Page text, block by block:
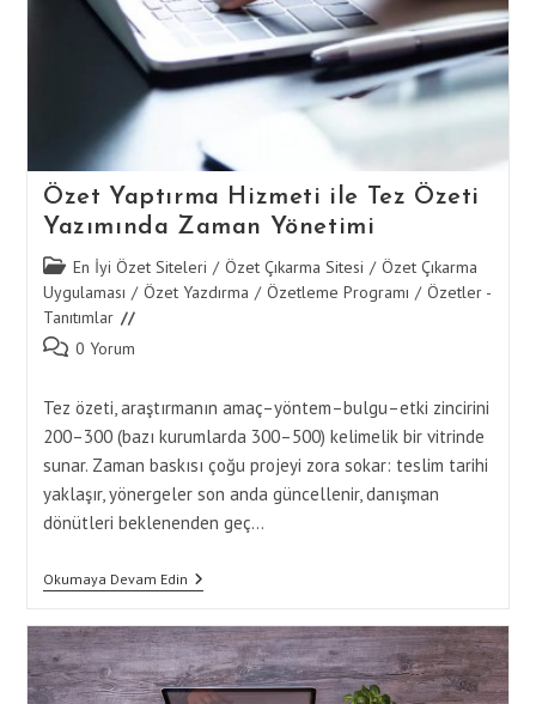
Özet Yaptırma Hizmeti ile Tez Özeti
Yazımında Zaman Yönetimi
Post
category:
En İyi Özet Siteleri / Özet Çıkarma Sitesi / Özet Çıkarma
Uygulaması / Özet Yazdırma / Özetleme Programı / Özetler -
Tanıtımlar
Post 0 Yorum
Tez özeti, araştırmanın amaç–yöntem–bulgu–etki zincirini
200–300 (bazı kurumlarda 300–500) kelimelik bir vitrinde
sunar. Zaman baskısı çoğu projeyi zora sokar: teslim tarihi
yaklaşır, yönergeler son anda güncellenir, danışman
dönütleri beklenenden geç…
Okumaya Devam EdinÖzet
Yaptırma
Ile
Tez
Özeti
Yazımında